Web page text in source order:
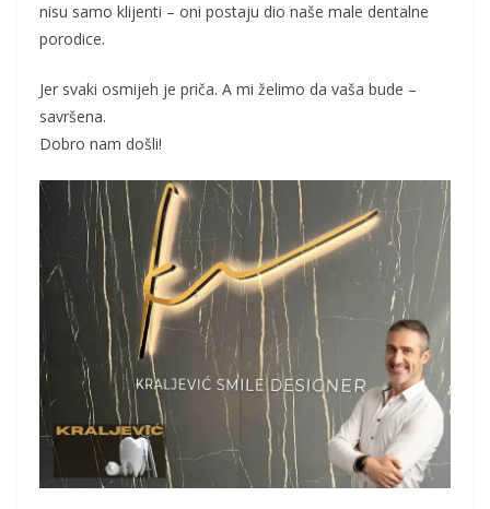
nisu samo klijenti – oni postaju dio naše male dentalne
porodice.
Jer svaki osmijeh je priča. A mi želimo da vaša bude –
savršena.
Dobro nam došli!